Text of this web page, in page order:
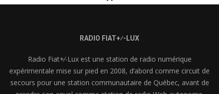
RADIO FIAT+⁄-LUX
Radio Fiat+⁄-Lux est une station de radio numérique
expérimentale mise sur pied en 2008, d’abord comme circuit de
secours pour une station communautaire de Québec, avant de